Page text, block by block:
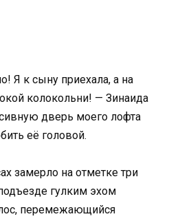
Я к сыну приехала, а на
колокольни! — Зинаида
дверь моего лофта
её головой.
замерло на отметке три
гулким эхом
перемежающийся